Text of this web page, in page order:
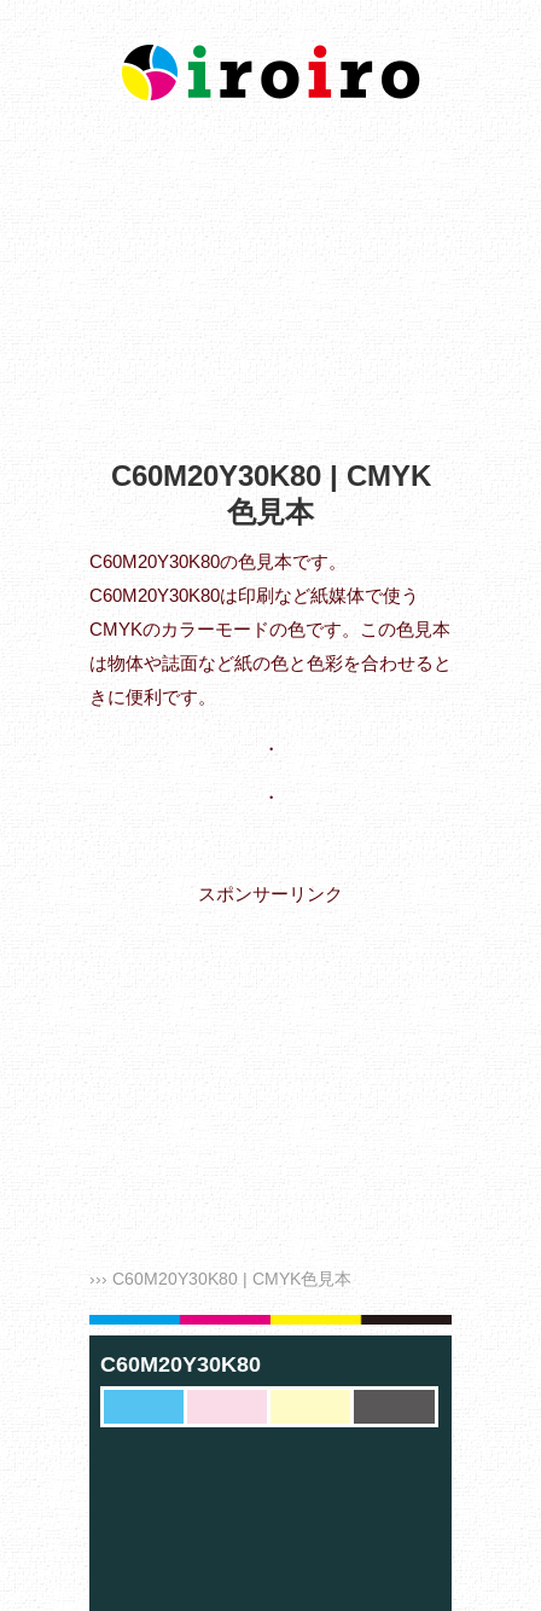
C60M20Y30K80 | CMYK
色見本
C60M20Y30K80の色見本です。
C60M20Y30K80は印刷など紙媒体で使う
CMYKのカラーモードの色です。この色見本
は物体や誌面など紙の色と色彩を合わせると
きに便利です。
・
・
スポンサーリンク
››› C60M20Y30K80 | CMYK色見本
C60M20Y30K80